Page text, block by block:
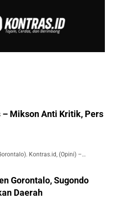
Mikson Anti Kritik, Pers
Kontras.id, (Opini) –…
Gorontalo, Sugondo
Daerah